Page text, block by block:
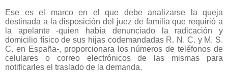
Ese es el marco en el que debe analizarse la queja
destinada a la disposición del juez de familia que requirió a
la apelante -quien había denunciado la radicación y
domicilio físico de sus hijas codemandadas R. N. C. y M. S.
C. en España-, proporcionara los números de teléfonos de
celulares o correo electrónicos de las mismas para
notificarles el traslado de la demanda.